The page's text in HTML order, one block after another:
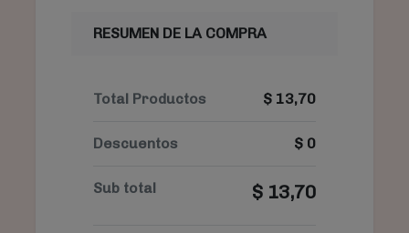
RESUMEN DE LA COMPRA
Total Productos $ 13,70
Descuentos $ 0
Sub total $ 13,70